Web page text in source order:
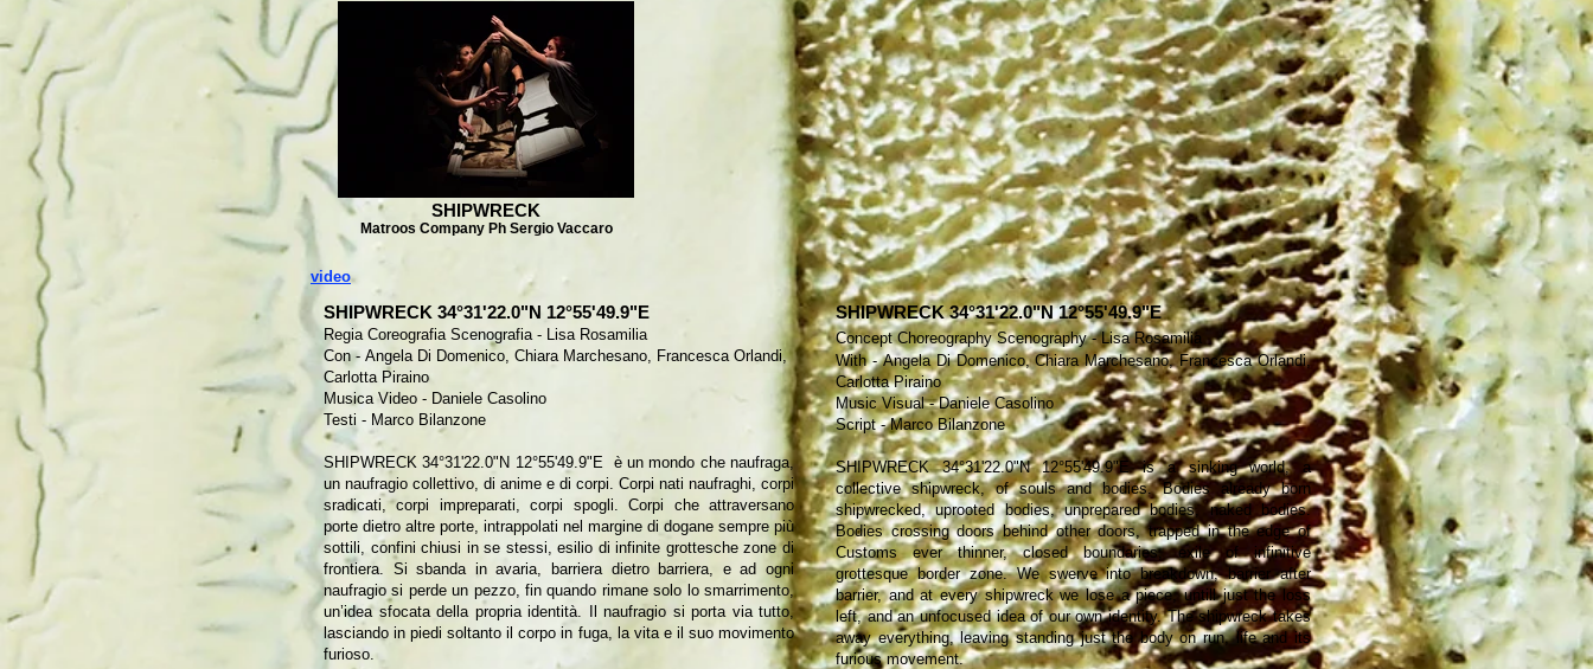
SHIPWRECK
Matroos Company Ph Sergio Vaccaro
SHIPWRECK 34°31'22.0"N 12°55'49.9"E
Concept Choreography Scenography - Lisa Rosamilia
With -Angela Di Domenico, Chiara Marchesano,Francesca Orlandi,
Carlotta Piraino
Music Visual -Daniele Casolino
Script -Marco Bilanzone
SHIPWRECK 34°31'22.0"N 12°55'49.9"E is a sinking world, a
collective shipwreck, of souls and bodies. Bodies already born
shipwrecked, uprooted bodies, unprepared bodies, naked bodies.
Bodies crossing doors behind other doors, trapped in the edge of
Customs ever thinner, closed boundaries, exile of infinitive
grottesque border zone. We swerve into breakdown, barrier after
barrier, and at every shipwreck we lose a piece, untill just the loss
left, and an unfocused idea of our own identity. The shipwreck takes
away everything, leaving standing just the body on run, life and its
furious movement.
video
SHIPWRECK 34°31'22.0"N 12°55'49.9"E
Regia Coreografia Scenografia - Lisa Rosamilia
Con - Angela Di Domenico, Chiara Marchesano, Francesca Orlandi,
Carlotta Piraino
Musica Video - Daniele Casolino
Testi - Marco Bilanzone
SHIPWRECK 34°31'22.0"N 12°55'49.9"E è un mondo che naufraga,
un naufragio collettivo, di anime e di corpi. Corpi nati naufraghi, corpi
sradicati, corpi impreparati, corpi spogli. Corpi che attraversano
porte dietro altre porte, intrappolati nel margine di dogane sempre più
sottili, confini chiusi in se stessi, esilio di infinite grottesche zone di
frontiera. Si sbanda in avaria, barriera dietro barriera, e ad ogni
naufragio si perde un pezzo, fin quando rimane solo lo smarrimento,
un’idea sfocata della propria identità. Il naufragio si porta via tutto,
lasciando in piedi soltanto il corpo in fuga, la vita e il suo movimento
furioso.